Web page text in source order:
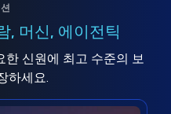
, 머신, 에이전틱
신원에 최고 수준의 보
하세요.